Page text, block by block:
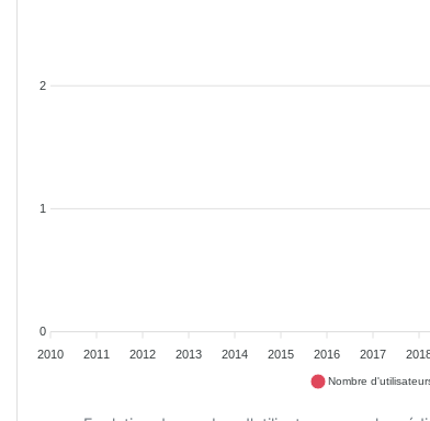
2
1
0
2010
2011 2012 2013 2014 2015 2016 2017
Nombre